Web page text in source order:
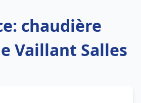
chaudière
Vaillant Salles